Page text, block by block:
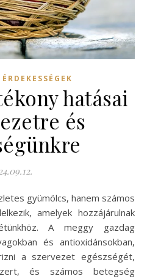
ÉRDEKESSÉGEK
hatásai
és
amelyek hozzájárulnak
A meggy gazdag
és antioxidánsokban,
a szervezet egészségét,
és számos betegség